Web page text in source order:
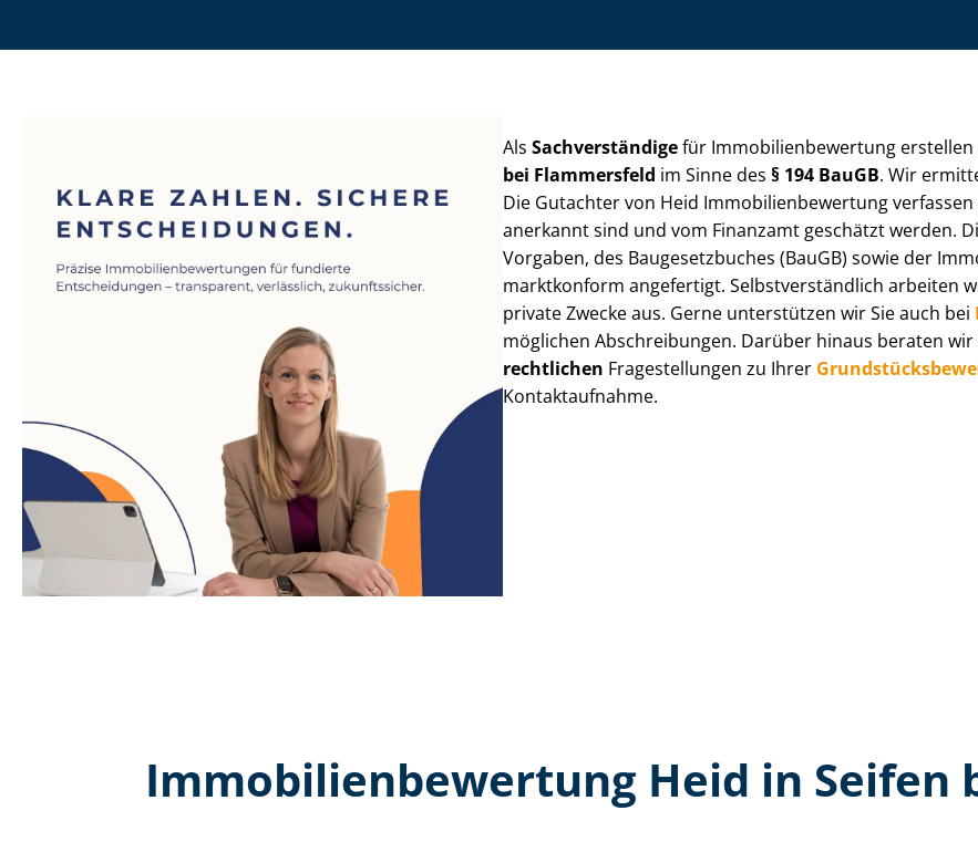
AlsSachverständigefür Im­mo­bi­li­en­be­wer­tung
bei Flammersfeld im Sinne des§ 194 BauGB. Wir
Die Gutachter von Heid Im­mo­bi­li­en­be­wer­tung verfassen
anerkannt sind und vom Finanzamt geschätzt werden.
Vorgaben, des Baugesetzbuches (BauGB) sowie der
marktkonform angefertigt. Selbst­ver­ständ­lich arbeiten
private Zwecke aus. Gerne unterstützen wir Sie auch bei
möglichen Abschreibungen. Darüber hinaus beraten
rechtlichen Fragestellungen zu Ihrer
Kontaktaufnahme.
Immobilien­bewertung Heid in Seifen